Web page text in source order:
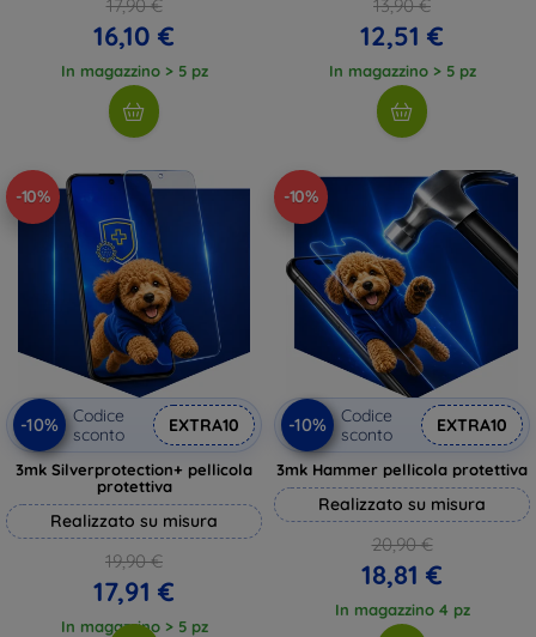
17,90 €
16,10 €
In magazzino > 5 pz
13,90 €
12,51 €
In magazzino > 5 pz
-10%
-10%
Codice
sconto
EXTRA10
3mk Silverprotection+ pellicola
protettiva
Realizzato su misura
19,90 €
17,91 €
In magazzino > 5 pz
-10%
-10%
Codice
sconto
EXTRA10
3mk Hammer pellicola protettiva
Realizzato su misura
20,90 €
18,81 €
In magazzino 4 pz